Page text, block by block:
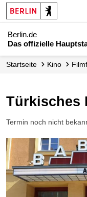
Berlin.de
Das offizielle
Startseite Kino
Termin noch nicht